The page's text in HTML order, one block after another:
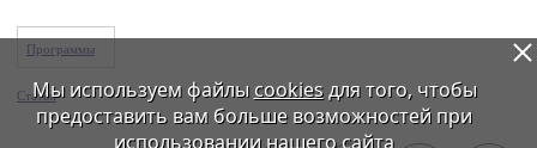
Программы
Статьи
Мы используем файлы cookiesдля того, чтобы
предоставить вам больше возможностей при
использовании нашего сайта